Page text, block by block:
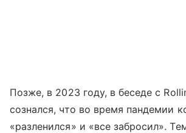
Позже, в 2023 году, в беседе с
сознался, что во время пандемии
«разленился» и «все забросил».